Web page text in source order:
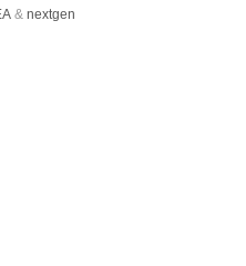
& nextgen